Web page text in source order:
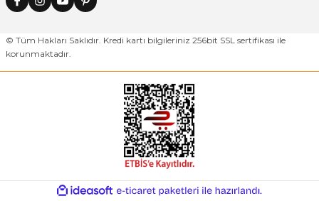
© Tüm Hakları Saklıdır. Kredi kartı bilgileriniz 256bit SSL sertifikası ile
korunmaktadır.
ideasoft
e-